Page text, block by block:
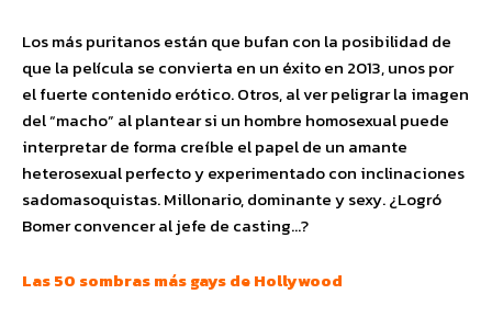
Los más puritanos están que bufan con la posibilidad de
que la película se convierta en un éxito en 2013, unos por
el fuerte contenido erótico. Otros, al ver peligrar la imagen
del “macho” al plantear si un hombre homosexual puede
interpretar de forma creíble el papel de un amante
heterosexual perfecto y experimentado con inclinaciones
sadomasoquistas. Millonario, dominante y sexy. ¿Logró
Bomer convencer al jefe de casting…?
Las 50 sombras más gays de Hollywood